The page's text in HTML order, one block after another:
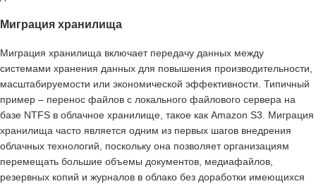
Миграция хранилища
Миграция хранилища включает передачу данных между
системами хранения данных для повышения производительности,
масштабируемости или экономической эффективности. Типичный
пример – перенос файлов с локального файлового сервера на
базе NTFS в облачное хранилище, такое как Amazon S3. Миграция
хранилища часто является одним из первых шагов внедрения
облачных технологий, поскольку она позволяет организациям
перемещать большие объемы документов, медиафайлов,
резервных копий и журналов в облако без доработки имеющихся